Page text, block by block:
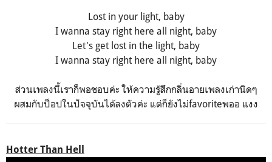
Lost in your light, baby
I wanna stay right here all night, baby
Let's get lost in the light, baby
I wanna stay right here all night, baby
ส่วนเพลงนี้เราก็พอชอบค่ะ ให้ความรู้สึกกลิ่นอายเพลงเก่านิดๆ
ผสมกับป็อปในปัจจุบันได้ลงตัวค่ะ แต่ก็ยังไม่favoriteพออ แงง
Hotter Than Hell